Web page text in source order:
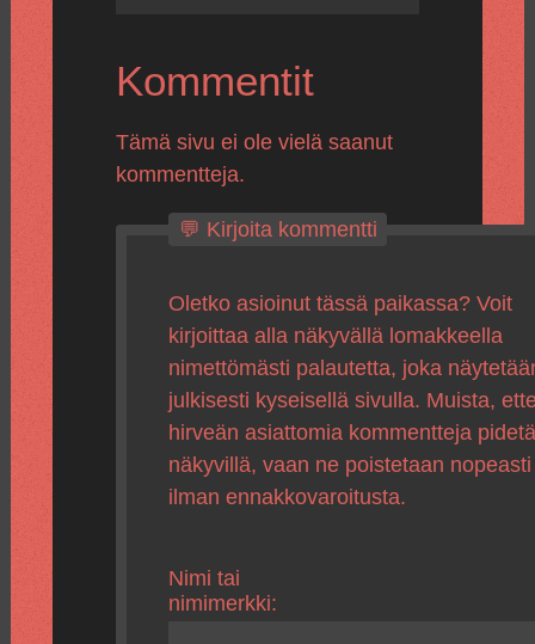
Kommentit
Tämä sivu ei ole vielä saanut
kommentteja.
💬 Kirjoita kommentti
Oletko asioinut tässä paikassa? Voit
kirjoittaa alla näkyvällä lomakkeella
nimettömästi palautetta, joka
julkisesti kyseisellä sivulla. Muista,
hirveän asiattomia kommentteja pidetä
näkyvillä, vaan ne poistetaan
ilman ennakkovaroitusta.
Nimi tai
nimimerkki: